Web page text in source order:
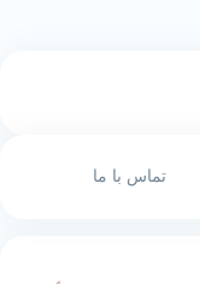
تماس با ما